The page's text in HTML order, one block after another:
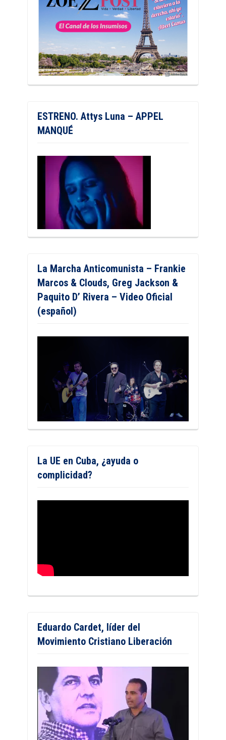
ESTRENO. Attys Luna – APPEL
MANQUÉ
La Marcha Anticomunista – Frankie
Marcos & Clouds, Greg Jackson &
Paquito D’ Rivera – Video Oficial
(español)
La UE en Cuba, ¿ayuda o
complicidad?
Eduardo Cardet, líder del
Movimiento Cristiano Liberación